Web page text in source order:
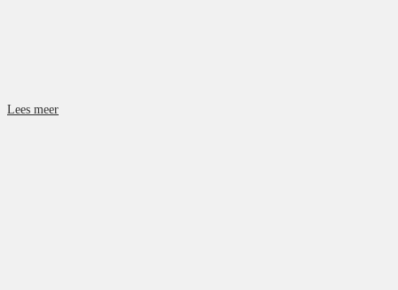
Lees meer